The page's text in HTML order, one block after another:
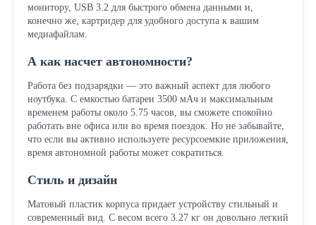
монитору, USB 3.2 для быстрого обмена данными и,
конечно же, картридер для удобного доступа к вашим
медиафайлам.
А как насчет автономности?
Работа без подзарядки — это важный аспект для любого
ноутбука. С емкостью батареи 3500 мАч и максимальным
временем работы около 5.75 часов, вы сможете спокойно
работать вне офиса или во время поездок. Но не забывайте,
что если вы активно используете ресурсоемкие приложения,
время автономной работы может сократиться.
Стиль и дизайн
Матовый пластик корпуса придает устройству стильный и
современный вид. С весом всего 3.27 кг он довольно легкий